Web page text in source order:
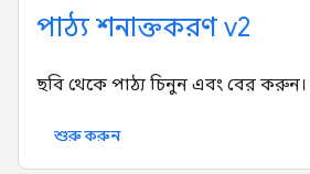
পাঠ্য শনাক্তকরণ v2
ছবি থেকে পাঠ্য চিনুন এবং বের করুন।
শুরু করুন